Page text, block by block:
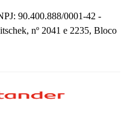
90.400.888/0001-42 -
nº 2041 e 2235, Bloco